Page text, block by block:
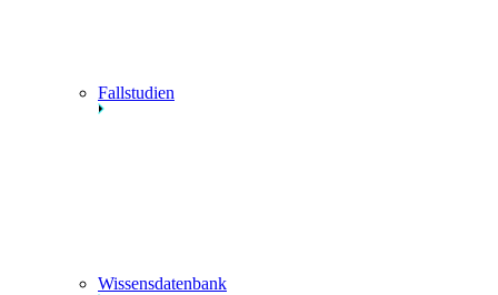
Fallstudien
Wissensdatenbank